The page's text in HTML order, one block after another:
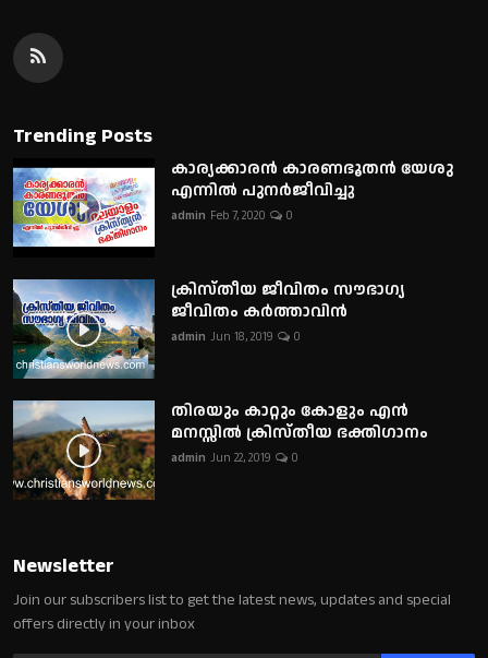
Trending Posts
കാര്യക്കാരൻ കാരണഭൂതൻ യേശു
എന്നിൽ പുനർജീവിച്ചു
admin Feb 7, 2020 0
ക്രിസ്തീയ ജീവിതം സൗഭാഗ്യ
ജീവിതം കർത്താവിൻ
admin Jun 18, 2019 0
തിരയും കാറ്റും കോളും എൻ
മനസ്സിൽ ക്രിസ്തീയ ഭക്തിഗാനം
admin Jun 22, 2019 0
Newsletter
Join our subscribers list to get the latest news, updates and special
offers directly in your inbox